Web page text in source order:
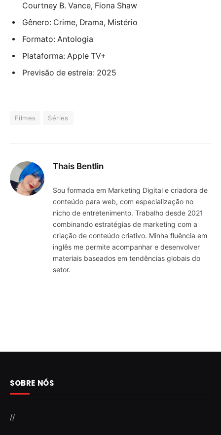
Courtney B. Vance, Fiona Shaw
Gênero: Crime, Drama, Mistério
Formato: Antologia
Plataforma: Apple TV+
Previsão de estreia: 2025
Filmes Séries
Thais Bentlin
Sou formada em Marketing Digital e criadora de
conteúdo para web, com especialização no
nicho de entretenimento. Trabalho desde 2021
combinando estratégias de marketing com a
criação de conteúdo criativo. Minha fluência em
inglês me permite acompanhar e desenvolver
materiais baseados em tendências globais do
setor.
SOBRE NÓS
//